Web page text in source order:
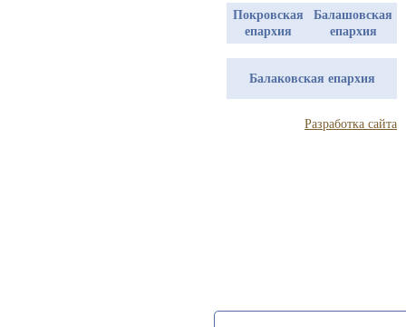
Покровская
епархия
Балашовская
епархия
Балаковская епархия
Разработка сайта